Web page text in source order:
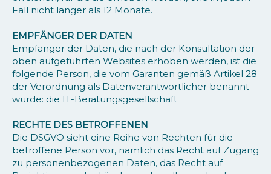
Fall nicht länger als 12 Monate.
EMPFÄNGER DER DATEN
Empfänger der Daten, die nach der Konsultation der
oben aufgeführten Websites erhoben werden, ist die
folgende Person, die vom Garanten gemäß Artikel 28
der Verordnung als Datenverantwortlicher benannt
wurde: die IT-Beratungsgesellschaft
RECHTE DES BETROFFENEN
Die DSGVO sieht eine Reihe von Rechten für die
betroffene Person vor, nämlich das Recht auf Zugang
zu personenbezogenen Daten, das Recht auf